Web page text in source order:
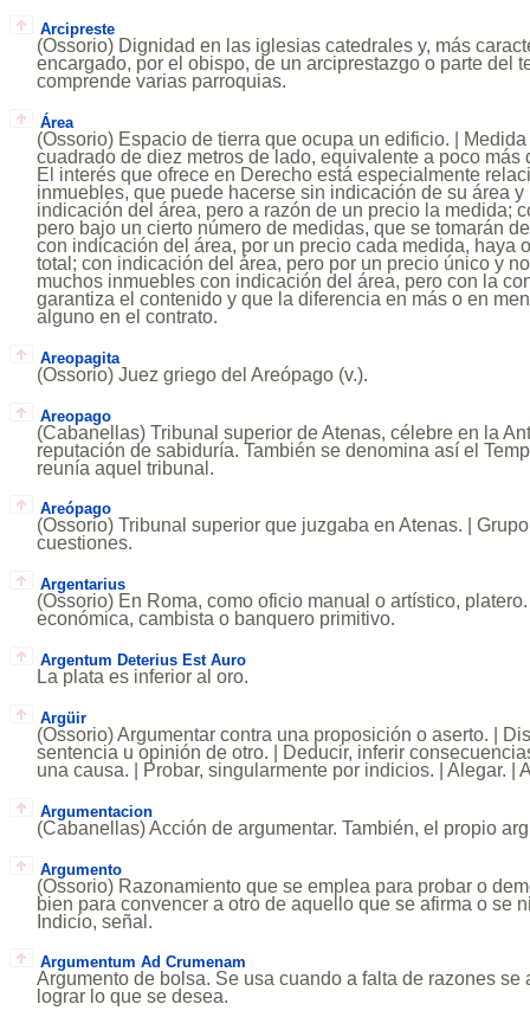
Arcipreste
(Ossorio) Dignidad en las iglesias catedrales y, más
encargado, por el obispo, de un arciprestazgo o parte del
comprende varias parroquias.
Área
(Ossorio) Espacio de tierra que ocupa un edificio. |
cuadrado de diez metros de lado, equivalente a poco más
El interés que ofrece en Derecho está especialmente
inmuebles, que puede hacerse sin indicación de su área
indicación del área, pero a razón de un precio la medida;
pero bajo un cierto número de medidas, que se tomarán
con indicación del área, por un precio cada medida, haya
total; con indicación del área, pero por un precio único y
muchos inmuebles con indicación del área, pero con la
garantiza el contenido y que la diferencia en más o en
alguno en el contrato.
Areopagita
(Ossorio) Juez griego del Areópago (v.).
Areopago
(Cabanellas) Tribunal superior de Atenas, célebre en la
reputación de sabiduría. También se denomina así el
reunía aquel tribunal.
Areópago
(Ossorio) Tribunal superior que juzgaba en Atenas. |
cuestiones.
Argentarius
(Ossorio) En Roma, como oficio manual o artístico,
económica, cambista o banquero primitivo.
Argentum Deterius Est Auro
La plata es inferior al oro.
Argüir
(Ossorio) Argumentar contra una proposición o aserto. |
sentencia u opinión de otro. | Deducir, inferir
una causa. | Probar, singularmente por indicios. | Alegar. |
Argumentacion
(Cabanellas) Acción de argumentar. También, el propio
Argumento
(Ossorio) Razonamiento que se emplea para probar o
bien para convencer a otro de aquello que se afirma o se
Indicio, señal.
Argumentum Ad Crumenam
Argumento de bolsa. Se usa cuando a falta de razones se
lograr lo que se desea.